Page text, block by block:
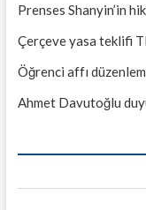
Prenses Shanyin’in
Çerçeve yasa teklifi
Öğrenci affı
Ahmet Davutoğlu